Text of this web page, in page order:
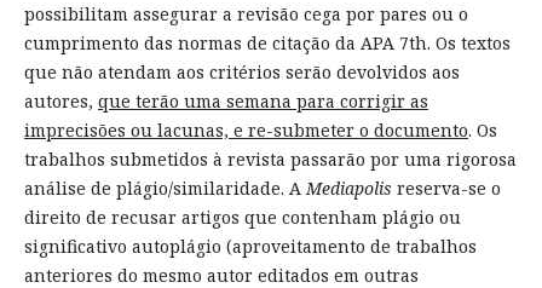
possibilitam assegurar a revisão cega por pares ou o
cumprimento das normas de citação da APA 7th. Os textos
que não atendam aos critérios serão devolvidos aos
autores, que terão uma semana para corrigir as
imprecisões ou lacunas, e re-submeter o documento. Os
trabalhos submetidos à revista passarão por uma rigorosa
análise de plágio/similaridade. A Mediapolis reserva-se o
direito de recusar artigos que contenham plágio ou
significativo autoplágio (aproveitamento de trabalhos
anteriores do mesmo autor editados em outras